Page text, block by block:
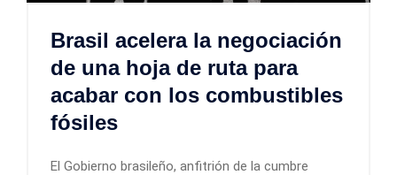
Brasil acelera la negociación
de una hoja de ruta para
acabar con los combustibles
fósiles
El Gobierno brasileño, anfitrión de la cumbre